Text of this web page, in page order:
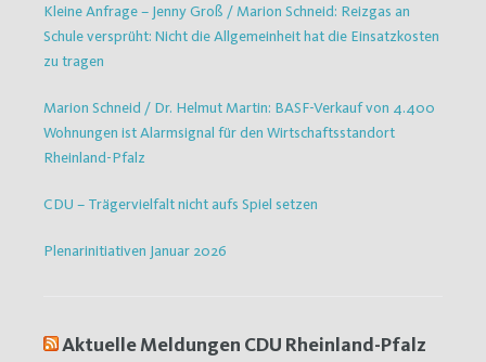
Kleine Anfrage – Jenny Groß / Marion Schneid: Reizgas an
Schule versprüht: Nicht die Allgemeinheit hat die Einsatzkosten
zu tragen
Marion Schneid / Dr. Helmut Martin: BASF-Verkauf von 4.400
Wohnungen ist Alarmsignal für den Wirtschaftsstandort
Rheinland-Pfalz
CDU – Trägervielfalt nicht aufs Spiel setzen
Plenarinitiativen Januar 2026
Aktuelle Meldungen CDU Rheinland-Pfalz